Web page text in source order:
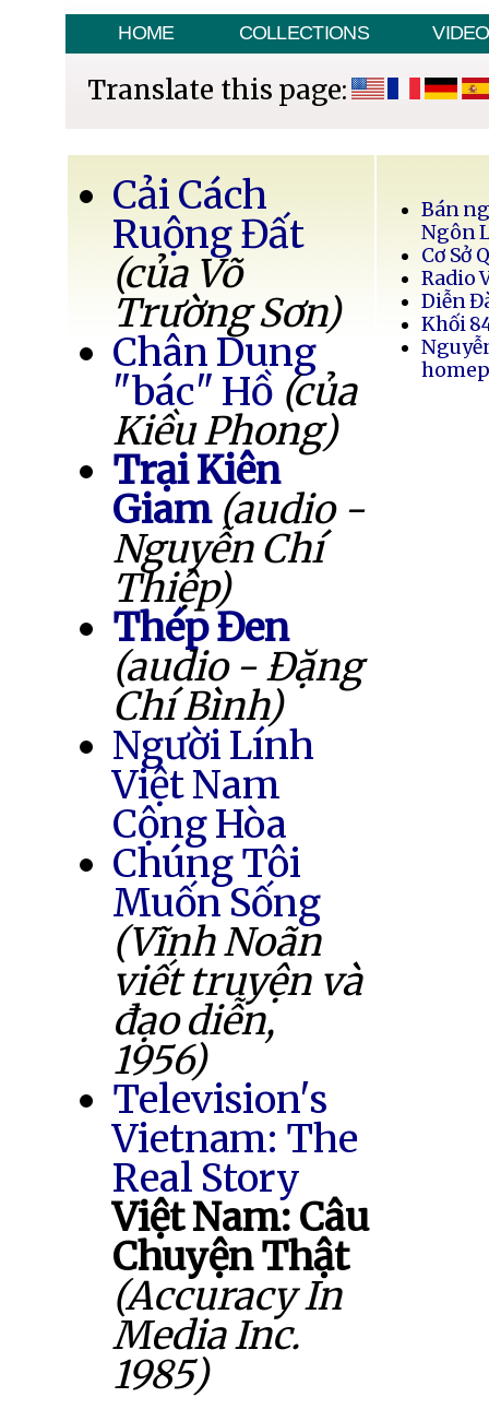
HOME COLLECTIONS VIDEO
Translate this page:
Cải Cách
Ruộng Đất
(của Võ
Trường Sơn)
Chân Dung
"bác" Hồ (của
Kiều Phong)
Trại Kiên
Giam (audio -
Nguyễn Chí
Thiệp)
Thép Đen
(audio - Đặng
Chí Bình)
Người Lính
Việt Nam
Cộng Hòa
Chúng Tôi
Muốn Sống
(Vĩnh Noãn
viết truyện và
đạo diễn,
1956)
Television's
Vietnam: The
Real Story
Việt Nam: Câu
Chuyện Thật
(Accuracy In
Media Inc.
1985)
Bán
Ngôn
Cơ Sở
Radio
Diễn
Khối